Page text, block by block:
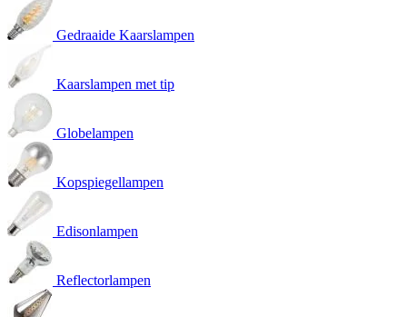
Gedraaide Kaarslampen
Kaarslampen met tip
Globelampen
Kopspiegellampen
Edisonlampen
Reflectorlampen